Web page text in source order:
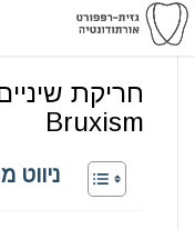
חריקת
Bruxism
ניווט